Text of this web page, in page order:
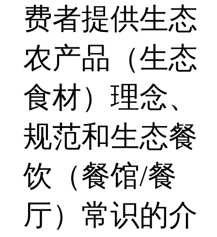
费者提供生态
农产品（生态
食材）理念、
规范和生态餐
饮（餐馆/餐
厅）常识的介